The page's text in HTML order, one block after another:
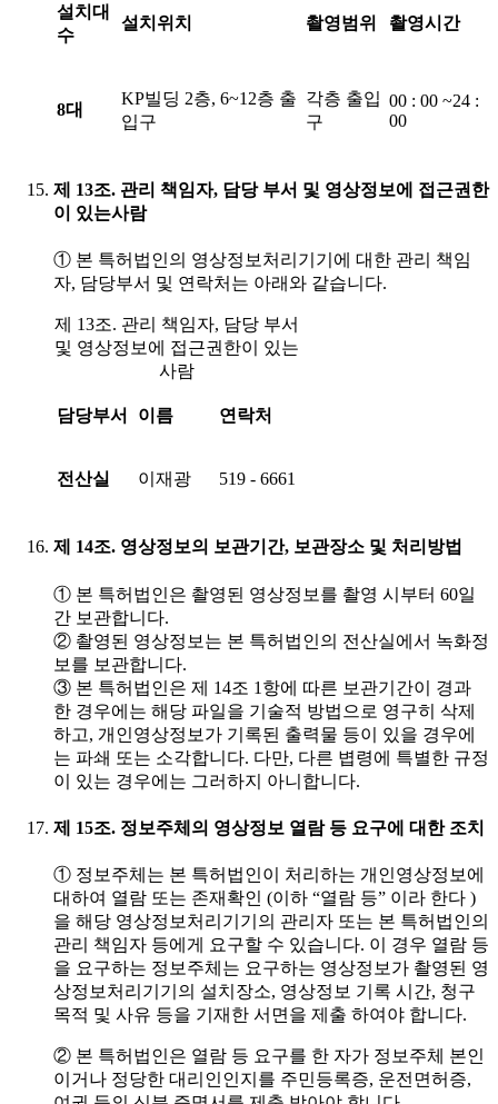
설치대
수
설치위치 촬영범위 촬영시간
8대
KP빌딩 2층, 6~12층 출
입구
각층 출입
구
00 : 00 ~24 :
00
제 13조. 관리 책임자, 담당 부서 및 영상정보에 접근권한
이 있는사람
① 본 특허법인의 영상정보처리기기에 대한 관리 책임
자, 담당부서 및 연락처는 아래와 같습니다.
제 13조. 관리 책임자, 담당 부서
및 영상정보에 접근권한이 있는
사람
담당부서 이름 연락처
전산실 이재광 519 - 6661
제 14조. 영상정보의 보관기간, 보관장소 및 처리방법
① 본 특허법인은 촬영된 영상정보를 촬영 시부터 60일
간 보관합니다.
② 촬영된 영상정보는 본 특허법인의 전산실에서 녹화정
보를 보관합니다.
③ 본 특허법인은 제 14조 1항에 따른 보관기간이 경과
한 경우에는 해당 파일을 기술적 방법으로 영구히 삭제
하고, 개인영상정보가 기록된 출력물 등이 있을 경우에
는 파쇄 또는 소각합니다. 다만, 다른 볍령에 특별한 규정
이 있는 경우에는 그러하지 아니합니다.
제 15조. 정보주체의 영상정보 열람 등 요구에 대한 조치
① 정보주체는 본 특허법인이 처리하는 개인영상정보에
대하여 열람 또는 존재확인 (이하 “열람 등” 이라 한다 )
을 해당 영상정보처리기기의 관리자 또는 본 특허법인의
관리 책임자 등에게 요구할 수 있습니다. 이 경우 열람 등
을 요구하는 정보주체는 요구하는 영상정보가 촬영된 영
상정보처리기기의 설치장소, 영상정보 기록 시간, 청구
목적 및 사유 등을 기재한 서면을 제출 하여야 합니다.
② 본 특허법인은 열람 등 요구를 한 자가 정보주체 본인
이거나 정당한 대리인인지를 주민등록증, 운전면허증,